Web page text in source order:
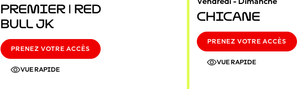
Premier | Red
Bull JK
PRENEZ VOTRE ACCÈS
VUE RAPIDE
Chicane
PRENEZ VOTRE ACCÈS
VUE RAPIDE